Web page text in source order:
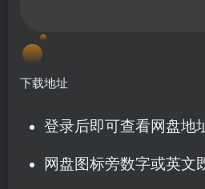
下载地址
登录后即可查看网盘地
网盘图标旁数字或英文